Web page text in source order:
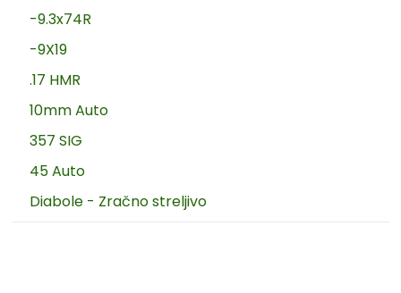
-9.3x74R
-9X19
.17 HMR
10mm Auto
357 SIG
45 Auto
Diabole - Zračno streljivo